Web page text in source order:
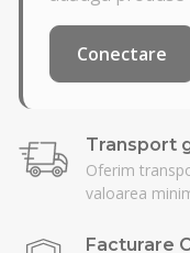
Conectare
Transport
Oferim
valoarea
Facturare